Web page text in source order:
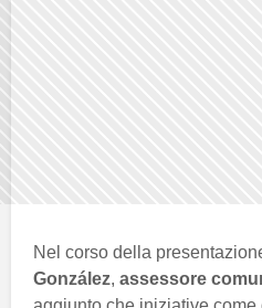
Nel corso della
González, assessore